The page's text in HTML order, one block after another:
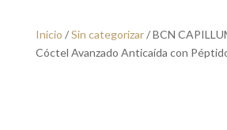
Inicio /Sin categorizar/ BCN
Cóctel Avanzado Anticaída con